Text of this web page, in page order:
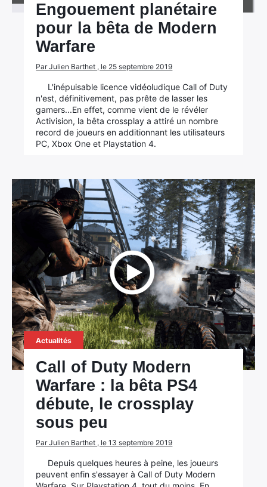
Engouement planétaire
pour la bêta de Modern
Warfare
Par Julien Barthet , le 25 septembre 2019
L'inépuisable licence vidéoludique Call of Duty
n'est, définitivement, pas prête de lasser les
gamers...En effet, comme vient de le révéler
Activision, la bêta crossplay a attiré un nombre
record de joueurs en additionnant les utilisateurs
PC, Xbox One et Playstation 4.
Actualités
Call of Duty Modern
Warfare : la bêta PS4
débute, le crossplay
sous peu
Par Julien Barthet , le 13 septembre 2019
Depuis quelques heures à peine, les joueurs
peuvent enfin s'essayer à Call of Duty Modern